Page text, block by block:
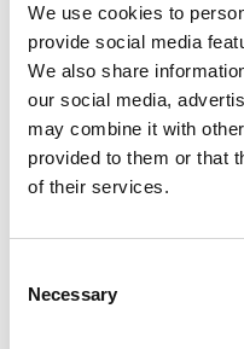
We use cookies to
provide social media
We also share
our social media,
may combine it with
provided to them or that
of their services.
Selection
Necessary
Jeżeli pod maską
LP (o średnicy
klimatyzację poprzez
za pomocą
w naszym
być: Audi A4 B4
Galaxy 2009, Ford
Nissan Qashqai